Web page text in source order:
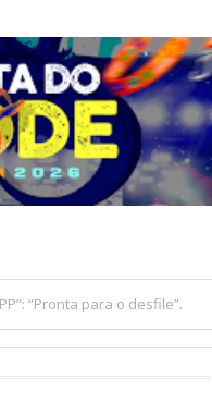
“Pronta para o desfile”.